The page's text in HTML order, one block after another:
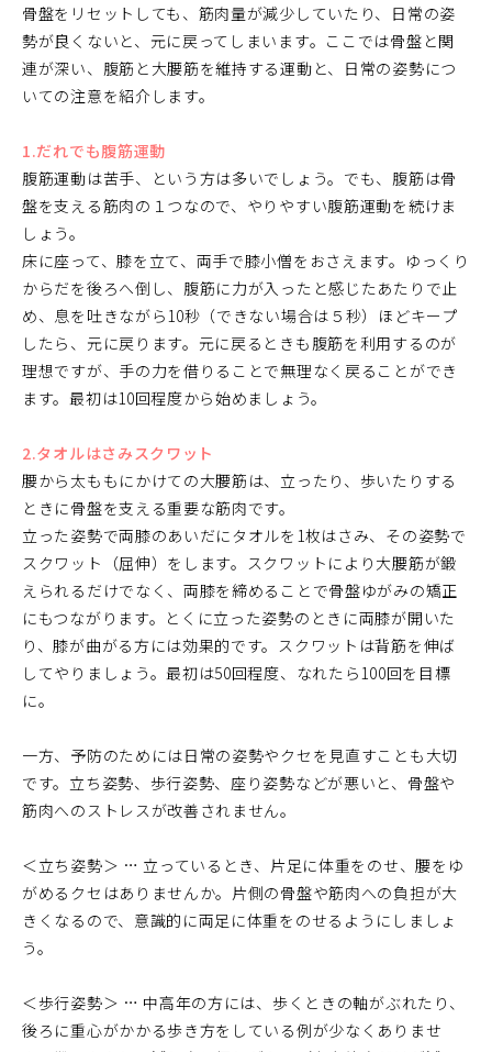
骨盤をリセットしても、筋肉量が減少していたり、日常の姿
勢が良くないと、元に戻ってしまいます。ここでは骨盤と関
連が深い、腹筋と大腰筋を維持する運動と、日常の姿勢につ
いての注意を紹介します。
1.だれでも腹筋運動
腹筋運動は苦手、という方は多いでしょう。でも、腹筋は骨
盤を支える筋肉の１つなので、やりやすい腹筋運動を続けま
しょう。
床に座って、膝を立て、両手で膝小僧をおさえます。ゆっくり
からだを後ろへ倒し、腹筋に力が入ったと感じたあたりで止
め、息を吐きながら10秒（できない場合は５秒）ほどキープ
したら、元に戻ります。元に戻るときも腹筋を利用するのが
理想ですが、手の力を借りることで無理なく戻ることができ
ます。最初は10回程度から始めましょう。
2.タオルはさみスクワット
腰から太ももにかけての大腰筋は、立ったり、歩いたりする
ときに骨盤を支える重要な筋肉です。
立った姿勢で両膝のあいだにタオルを1枚はさみ、その姿勢で
スクワット（屈伸）をします。スクワットにより大腰筋が鍛
えられるだけでなく、両膝を締めることで骨盤ゆがみの矯正
にもつながります。とくに立った姿勢のときに両膝が開いた
り、膝が曲がる方には効果的です。スクワットは背筋を伸ば
してやりましょう。最初は50回程度、なれたら100回を目標
に。
一方、予防のためには日常の姿勢やクセを見直すことも大切
です。立ち姿勢、歩行姿勢、座り姿勢などが悪いと、骨盤や
筋肉へのストレスが改善されません。
＜立ち姿勢＞ … 立っているとき、片足に体重をのせ、腰をゆ
がめるクセはありませんか。片側の骨盤や筋肉への負担が大
きくなるので、意識的に両足に体重をのせるようにしましょ
う。
＜歩行姿勢＞ … 中高年の方には、歩くときの軸がぶれたり、
後ろに重心がかかる歩き方をしている例が少なくありませ